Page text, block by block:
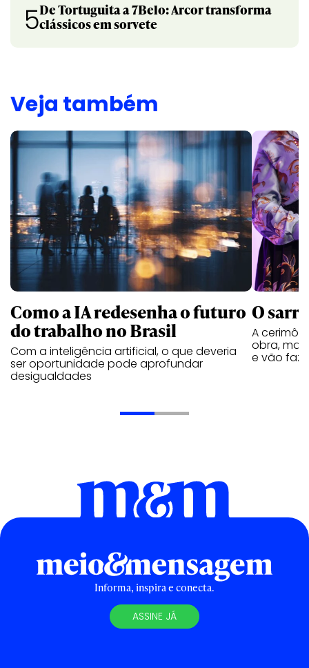
5De Tortuguita a 7Belo: Arcor transforma
clássicos em sorvete
Veja também
Como a IA redesenha o futuro
do trabalho no Brasil
Com a inteligência artificial, o que deveria
ser oportunidade pode aprofundar
desigualdades
O
A
obra,
e vão
Informa, inspira e conecta.
ASSINE JÁ